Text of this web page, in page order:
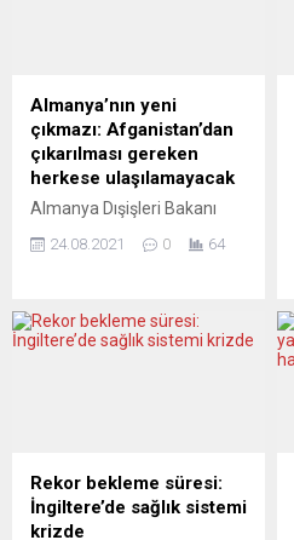
Soykırımın Önlenmesi ve
Cezalandırılması
Sözleşmesi’ni ihlal
nedeniyle Ukrayna’nın
Rusya’ya açtığı davanın
duruşma tarihleri bildirildi.
Açıklamada,...
Almanya’nın yeni
çıkmazı: Afganistan’dan
çıkarılması gereken
herkese ulaşılamayacak
Almanya Dışişleri Bakanı
kadar Afganistan’dan
edemeyeceklerini söyledi.
Heiko Maas, Bild gazetesinin
gün fazla sürse bile bu
sürenin Almanya veya
ABD’nin ülkeden çıkarmak
24.08.2021 0 64
Rekor bekleme süresi:
İngiltere’de sağlık sistemi
krizde